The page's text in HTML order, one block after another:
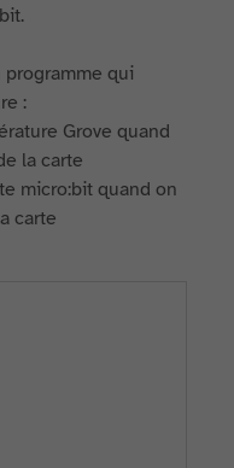
qui
:
Grove quand
la carte
micro:bit quand on
carte